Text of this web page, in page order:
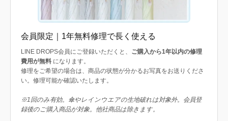
会員限定｜1年無料修理で長く使える
LINE DROPS会員にご登録いただくと、 ご購入から1年以内の修理
費用が無料 になります。
修理をご希望の場合は、商品の状態が分かるお写真をお送りくださ
い。修理可能か確認いたします。
※1回のみ有効。傘やレインウエアの生地破れは対象外。会員登
録後のご購入商品が対象。他社商品は除きます。